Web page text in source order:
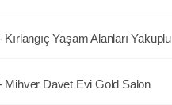
Kırlangıç Yaşam Alanları Yakuplu
Mihver Davet Evi Gold Salon